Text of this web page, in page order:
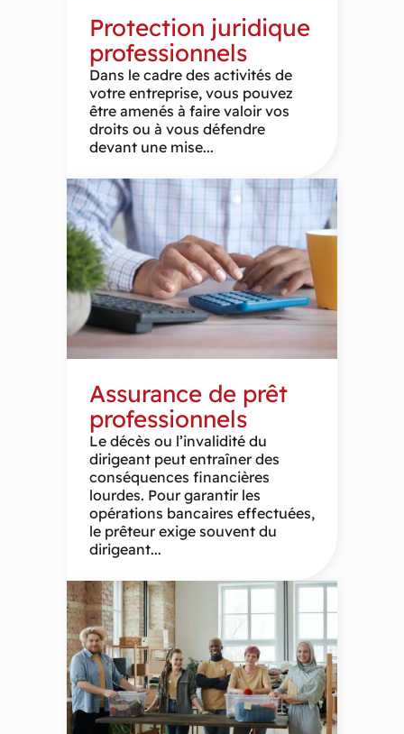
Protection juridique
professionnels
Dans le cadre des activités de
votre entreprise, vous pouvez
être amenés à faire valoir vos
droits ou à vous défendre
devant une mise...
Assurance de prêt
professionnels
Le décès ou l’invalidité du
dirigeant peut entraîner des
conséquences financières
lourdes. Pour garantir les
opérations bancaires effectuées,
le prêteur exige souvent du
dirigeant...